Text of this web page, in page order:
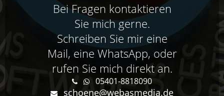
Bei Fragen kontaktieren
Sie mich gerne.
Schreiben Sie mir eine
Mail, eine WhatsApp, oder
rufen Sie mich direkt an.
05401-8818090
schoene@webasmedia.de